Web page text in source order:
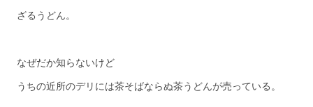
ざるうどん。
なぜだか知らないけど
うちの近所のデリには茶そばならぬ茶うどんが売っている。